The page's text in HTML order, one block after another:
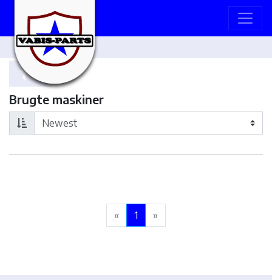
Brugte maskiner
« 1 »